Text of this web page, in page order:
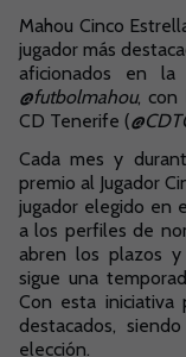
Mahou Cinco
jugador más
aficionados en
@futbolmahou, con
CD Tenerife (
Cada mes y
premio al Jugador
jugador elegido en
a los perfiles de
abren los plazos y
sigue una
Con esta iniciativa
destacados,
elección.